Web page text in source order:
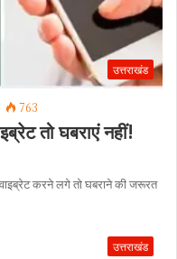
उत्तराखंड
763
तो घबराएं नहीं!
करने लगे तो घबराने की जरूरत
उत्तराखंड